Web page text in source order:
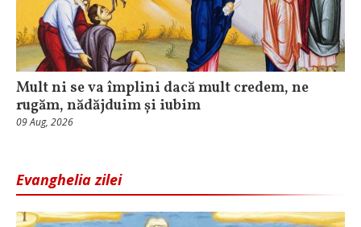
Mult ni se va împlini dacă mult credem, ne
rugăm, nădăjduim și iubim
09 Aug, 2026
Evanghelia zilei